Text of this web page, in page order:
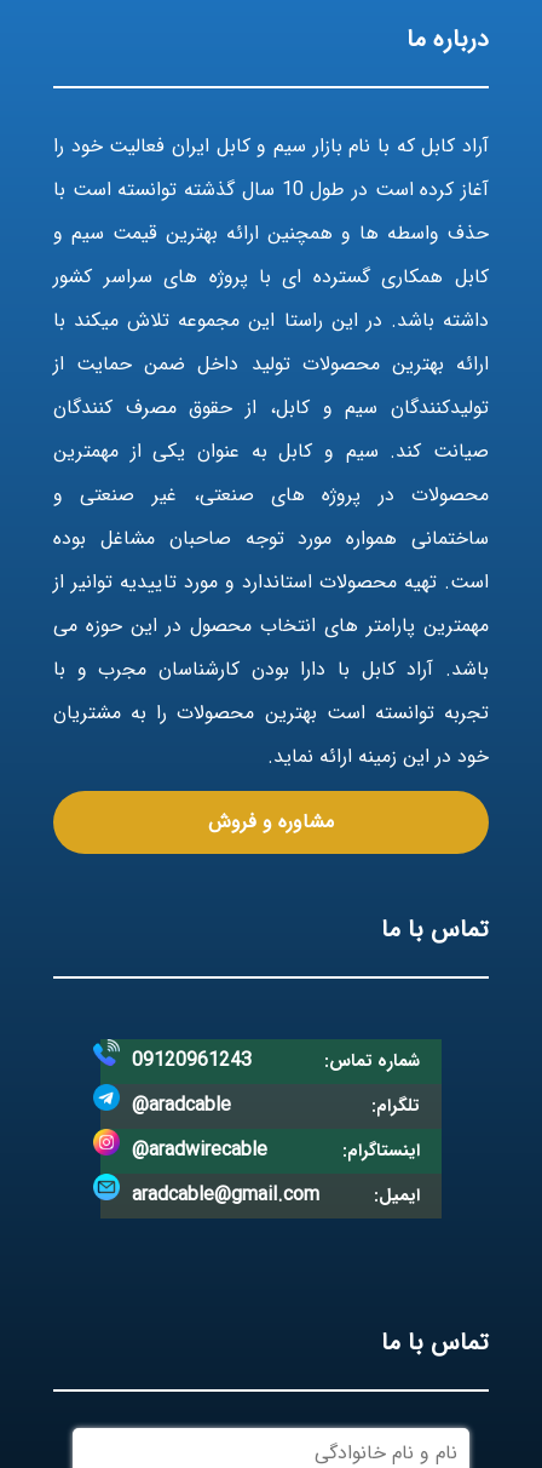
درباره ما
آراد کابل که با نام بازار سیم و کابل ایران فعالیت خود را
آغاز کرده است در طول 10 سال گذشته توانسته است با
حذف واسطه ها و همچنین ارائه بهترین قیمت سیم و
کابل همکاری گسترده ای با پروژه های سراسر کشور
داشته باشد. در این راستا این مجموعه تلاش میکند با
ارائه بهترین محصولات تولید داخل ضمن حمایت از
تولیدکنندگان سیم و کابل، از حقوق مصرف کنندگان
صیانت کند. سیم و کابل به عنوان یکی از مهمترین
محصولات در پروژه های صنعتی، غیر صنعتی و
ساختمانی همواره مورد توجه صاحبان مشاغل بوده
است. تهیه محصولات استاندارد و مورد تاییدیه توانیر از
مهمترین پارامتر های انتخاب محصول در این حوزه می
باشد. آراد کابل با دارا بودن کارشناسان مجرب و با
تجربه توانسته است بهترین محصولات را به مشتریان
خود در این زمینه ارائه نماید.
مشاوره و فروش
تماس با ما
شماره تماس: 09120961243
تلگرام: @aradcable
اینستاگرام: @aradwirecable
ایمیل: aradcable@gmail.com
تماس با ما